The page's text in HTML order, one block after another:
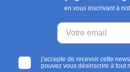
en vous inscrivant à
j'accepte de recevoir cette
pouvez vous désinscrire à tout